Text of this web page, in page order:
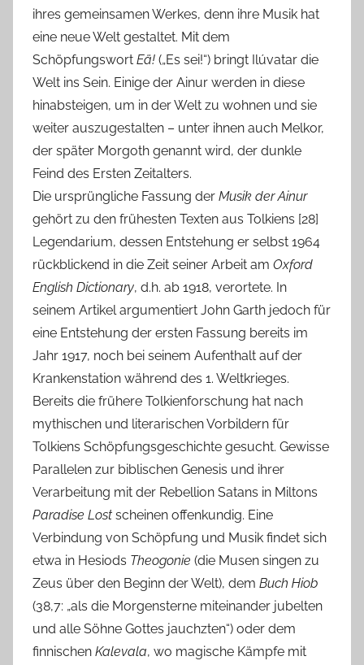
ihres gemeinsamen Werkes, denn ihre Musik hat
eine neue Welt gestaltet. Mit dem
Schöpfungswort Eä! („Es sei!“) bringt Ilúvatar die
Welt ins Sein. Einige der Ainur werden in diese
hinabsteigen, um in der Welt zu wohnen und sie
weiter auszugestalten – unter ihnen auch Melkor,
der später Morgoth genannt wird, der dunkle
Feind des Ersten Zeitalters.
Die ursprüngliche Fassung der Musik der Ainur
gehört zu den frühesten Texten aus Tolkiens [28]
Legendarium, dessen Entstehung er selbst 1964
rückblickend in die Zeit seiner Arbeit am Oxford
English Dictionary, d.h. ab 1918, verortete. In
seinem Artikel argumentiert John Garth jedoch für
eine Entstehung der ersten Fassung bereits im
Jahr 1917, noch bei seinem Aufenthalt auf der
Krankenstation während des 1. Weltkrieges.
Bereits die frühere Tolkienforschung hat nach
mythischen und literarischen Vorbildern für
Tolkiens Schöpfungsgeschichte gesucht. Gewisse
Parallelen zur biblischen Genesis und ihrer
Verarbeitung mit der Rebellion Satans in Miltons
Paradise Lost scheinen offenkundig. Eine
Verbindung von Schöpfung und Musik findet sich
etwa in Hesiods Theogonie (die Musen singen zu
Zeus über den Beginn der Welt), dem Buch Hiob
(38,7: „als die Morgensterne miteinander jubelten
und alle Söhne Gottes jauchzten“) oder dem
finnischen Kalevala, wo magische Kämpfe mit